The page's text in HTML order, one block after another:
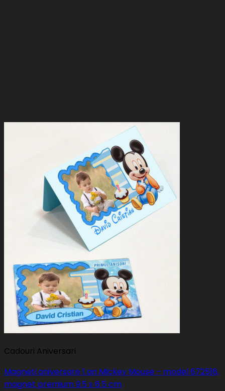
Cadouri Aniversari
Magneti aniversare 1 an Mickey Mouse – model 672516,
magnet premium 9.5 x 6.5 cm